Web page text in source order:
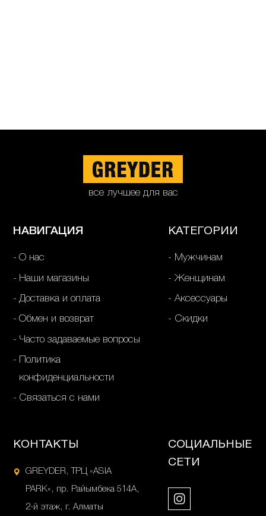
все лучшее для вас
НАВИГАЦИЯ
О нас
Наши магазины
Доставка и оплата
Обмен и возврат
Часто задаваемые вопросы
Политика
конфиденциальности
Связаться с нами
КАТЕГОРИИ
Мужчинам
Женщинам
Аксессуары
Скидки
КОНТАКТЫ
GREYDER, ТРЦ «ASIA
PARK», пр. Райымбека 514А,
2-й этаж, г. Алматы
СОЦИАЛЬНЫЕ
СЕТИ